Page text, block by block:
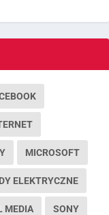
MICROSOFT
ELEKTRYCZNE
MEDIA SONY